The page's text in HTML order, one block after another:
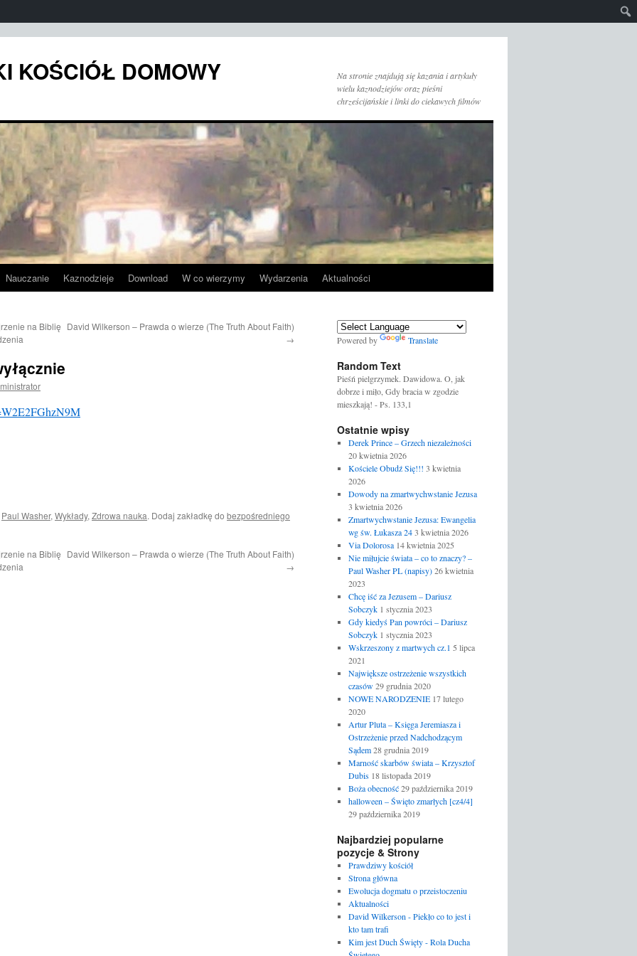
KOŚCIÓŁ DOMOWY
Na stronie znajdują się kazania i artykuły
wielu kaznodziejów oraz pieśni
chrześcijańskie i linki do ciekawych filmów
Nauczanie Kaznodzieje Download W co wierzymy Wydarzenia Aktualności
na Biblię David Wilkerson – Prawda o wierze (The Truth About Faith)
→
Paul Washer, Wykłady, Zdrowa nauka. Dodaj zakładkę do bezpośredniego
na Biblię David Wilkerson – Prawda o wierze (The Truth About Faith)
→
Powered by Translate
Random Text
Pieśń pielgrzymek. Dawidowa. O, jak
dobrze i miło, Gdy bracia w zgodzie
mieszkają! - Ps. 133,1
Ostatnie wpisy
Derek Prince – Grzech niezależności
20 kwietnia 2026
Kościele Obudź Się!!! 3 kwietnia
2026
Dowody na zmartwychwstanie Jezusa
3 kwietnia 2026
Zmartwychwstanie Jezusa: Ewangelia
wg św. Łukasza 24 3 kwietnia 2026
Via Dolorosa 14 kwietnia 2025
Nie miłujcie świata – co to znaczy? –
Paul Washer PL (napisy) 26 kwietnia
2023
Chcę iść za Jezusem – Dariusz
Sobczyk 1 stycznia 2023
Gdy kiedyś Pan powróci – Dariusz
Sobczyk 1 stycznia 2023
Wskrzeszony z martwych cz.1 5 lipca
2021
Największe ostrzeżenie wszystkich
czasów 29 grudnia 2020
NOWE NARODZENIE 17 lutego
2020
Artur Pluta – Księga Jeremiasza i
Ostrzeżenie przed Nadchodzącym
Sądem 28 grudnia 2019
Marność skarbów świata – Krzysztof
Dubis 18 listopada 2019
Boża obecność 29 października 2019
halloween – Święto zmarłych [cz4/4]
29 października 2019
Najbardziej popularne
pozycje & Strony
Prawdziwy kościół
Strona główna
Ewolucja dogmatu o przeistoczeniu
Aktualności
David Wilkerson - Piekło co to jest i
kto tam trafi
Kim jest Duch Święty - Rola Ducha